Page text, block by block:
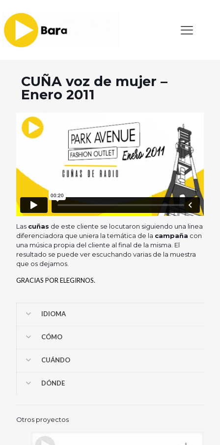
CUÑA voz de mujer –
Enero 2011
Las cuñas de este cliente se locutaron siguiendo una linea
diferenciadora que uniera la temática de la campaña con
una música propia del cliente al final de la misma. El
resultado se puede ver escuchando varias de la muestra
que os dejamos.
GRACIAS POR ELEGIRNOS.
IDIOMA
CÓMO
CUÁNDO
DÓNDE
Otros proyectos